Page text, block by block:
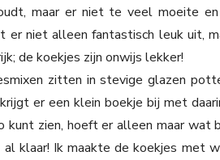
maar er niet te veel moeite
er niet alleen fantastisch leuk uit,
de koekjes zijn onwijs lekker!
zitten in stevige glazen
er een klein boekje bij met
kunt zien, hoeft er alleen maar wat
klaar! Ik maakte de koekjes met